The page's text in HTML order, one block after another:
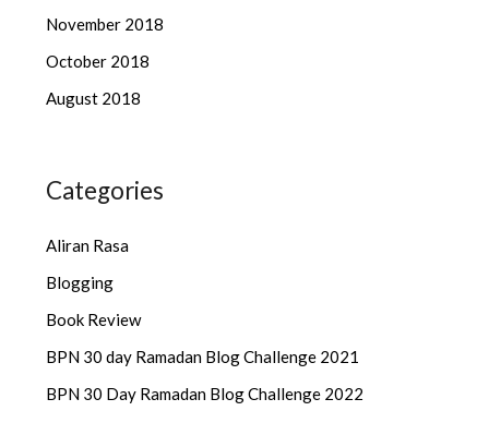
November 2018
October 2018
August 2018
Categories
Aliran Rasa
Blogging
Book Review
BPN 30 day Ramadan Blog Challenge 2021
BPN 30 Day Ramadan Blog Challenge 2022